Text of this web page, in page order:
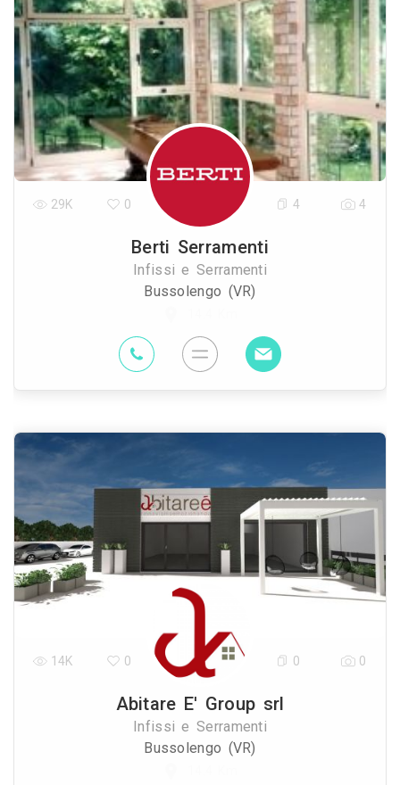
Berti Serramenti
Infissi e Serramenti
Bussolengo (VR)
29K 0 4 4
Abitare E' Group srl
Infissi e Serramenti
Bussolengo (VR)
14K 0 0 0